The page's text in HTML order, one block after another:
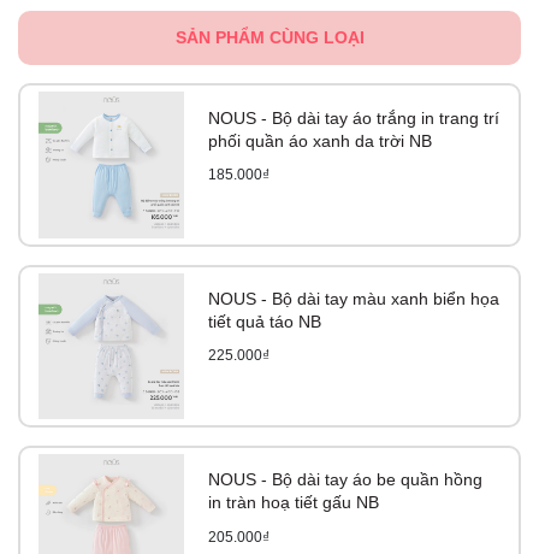
SẢN PHẨM CÙNG LOẠI
NOUS - Bộ dài tay áo trắng in trang trí
phối quần áo xanh da trời NB
185.000₫
NOUS - Bộ dài tay màu xanh biển họa
tiết quả táo NB
225.000₫
NOUS - Bộ dài tay áo be quần hồng
in tràn hoạ tiết gấu NB
205.000₫